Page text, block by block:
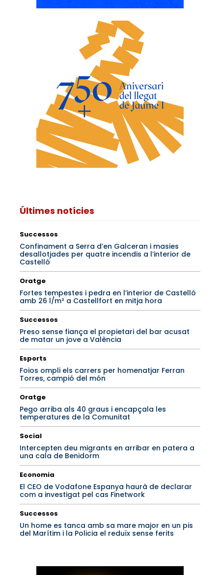
Últimes notícies
Successos
Confinament a Serra d’en Galceran i masies
desallotjades per quatre incendis a l’interior de
Castelló
Oratge
Fortes tempestes i pedra en l’interior de Castelló
amb 26 l/m² a Castellfort en mitja hora
Successos
Preso sense fiança el propietari del bar acusat
de matar un jove a València
Esports
Foios ompli els carrers per homenatjar Ferran
Torres, campió del món
Oratge
Pego arriba als 40 graus i encapçala les
temperatures de la Comunitat
Social
Intercepten deu migrants en arribar en patera a
una cala de Benidorm
Economia
El CEO de Vodafone Espanya haurà de declarar
com a investigat pel cas Finetwork
Successos
Un home es tanca amb sa mare major en un pis
del Marítim i la Policia el reduïx sense ferits